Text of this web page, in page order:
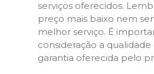
serviços oferecidos.
preço mais baixo nem
melhor serviço. É
consideração a
garantia oferecida pelo